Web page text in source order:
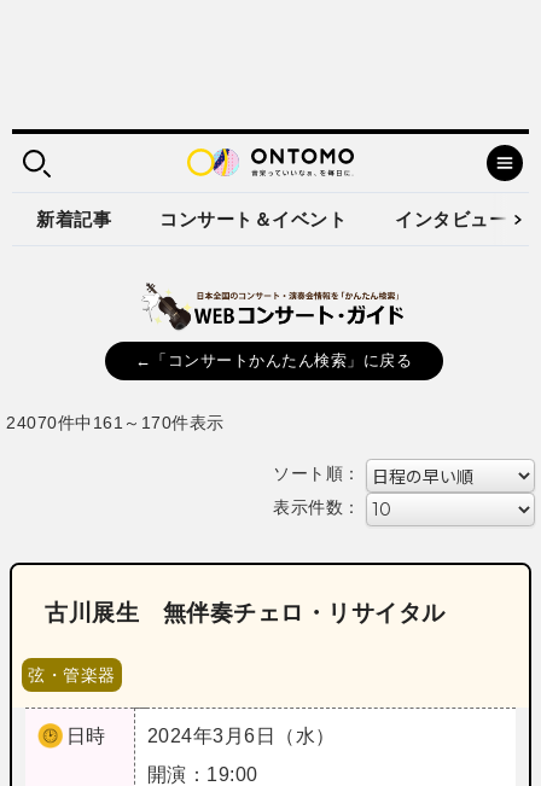
新着記事 コンサート＆イベント インタビュー
←「コンサートかんたん検索」に戻る
24070件中161～170件表示
ソート順：
表示件数：
古川展生 無伴奏チェロ・リサイタル
弦・管楽器
日時
2024年3月6日（水）
開演：19:00